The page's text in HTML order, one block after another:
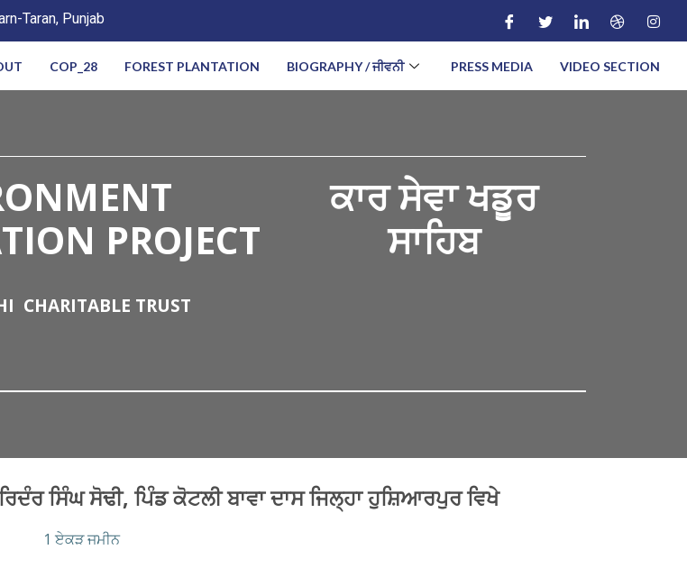
Taran, Punjab
COP_28 FOREST PLANTATION BIOGRAPHY / ਜੀਵਨੀ PRESS MEDIA VIDEO SECTION
PROJECT
CHARITABLE TRUST
ਕਾਰ ਸੇਵਾਖਡੂਰ
ਸਾਹਿਬ
ਸਿੰਘ ਸੋਢੀ, ਪਿੰਡ ਕੋਟਲੀ ਬਾਵਾ ਦਾਸ ਜਿਲ੍ਹਾ ਹੁਸ਼ਿਆਰਪੁਰ ਵਿਖੇ
1 ਏਕੜ ਜਮੀਨ